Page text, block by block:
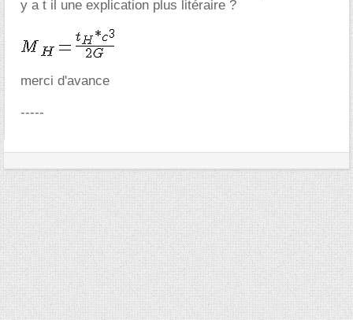
y a t il une explication plus litéraire ?
merci d'avance
-----